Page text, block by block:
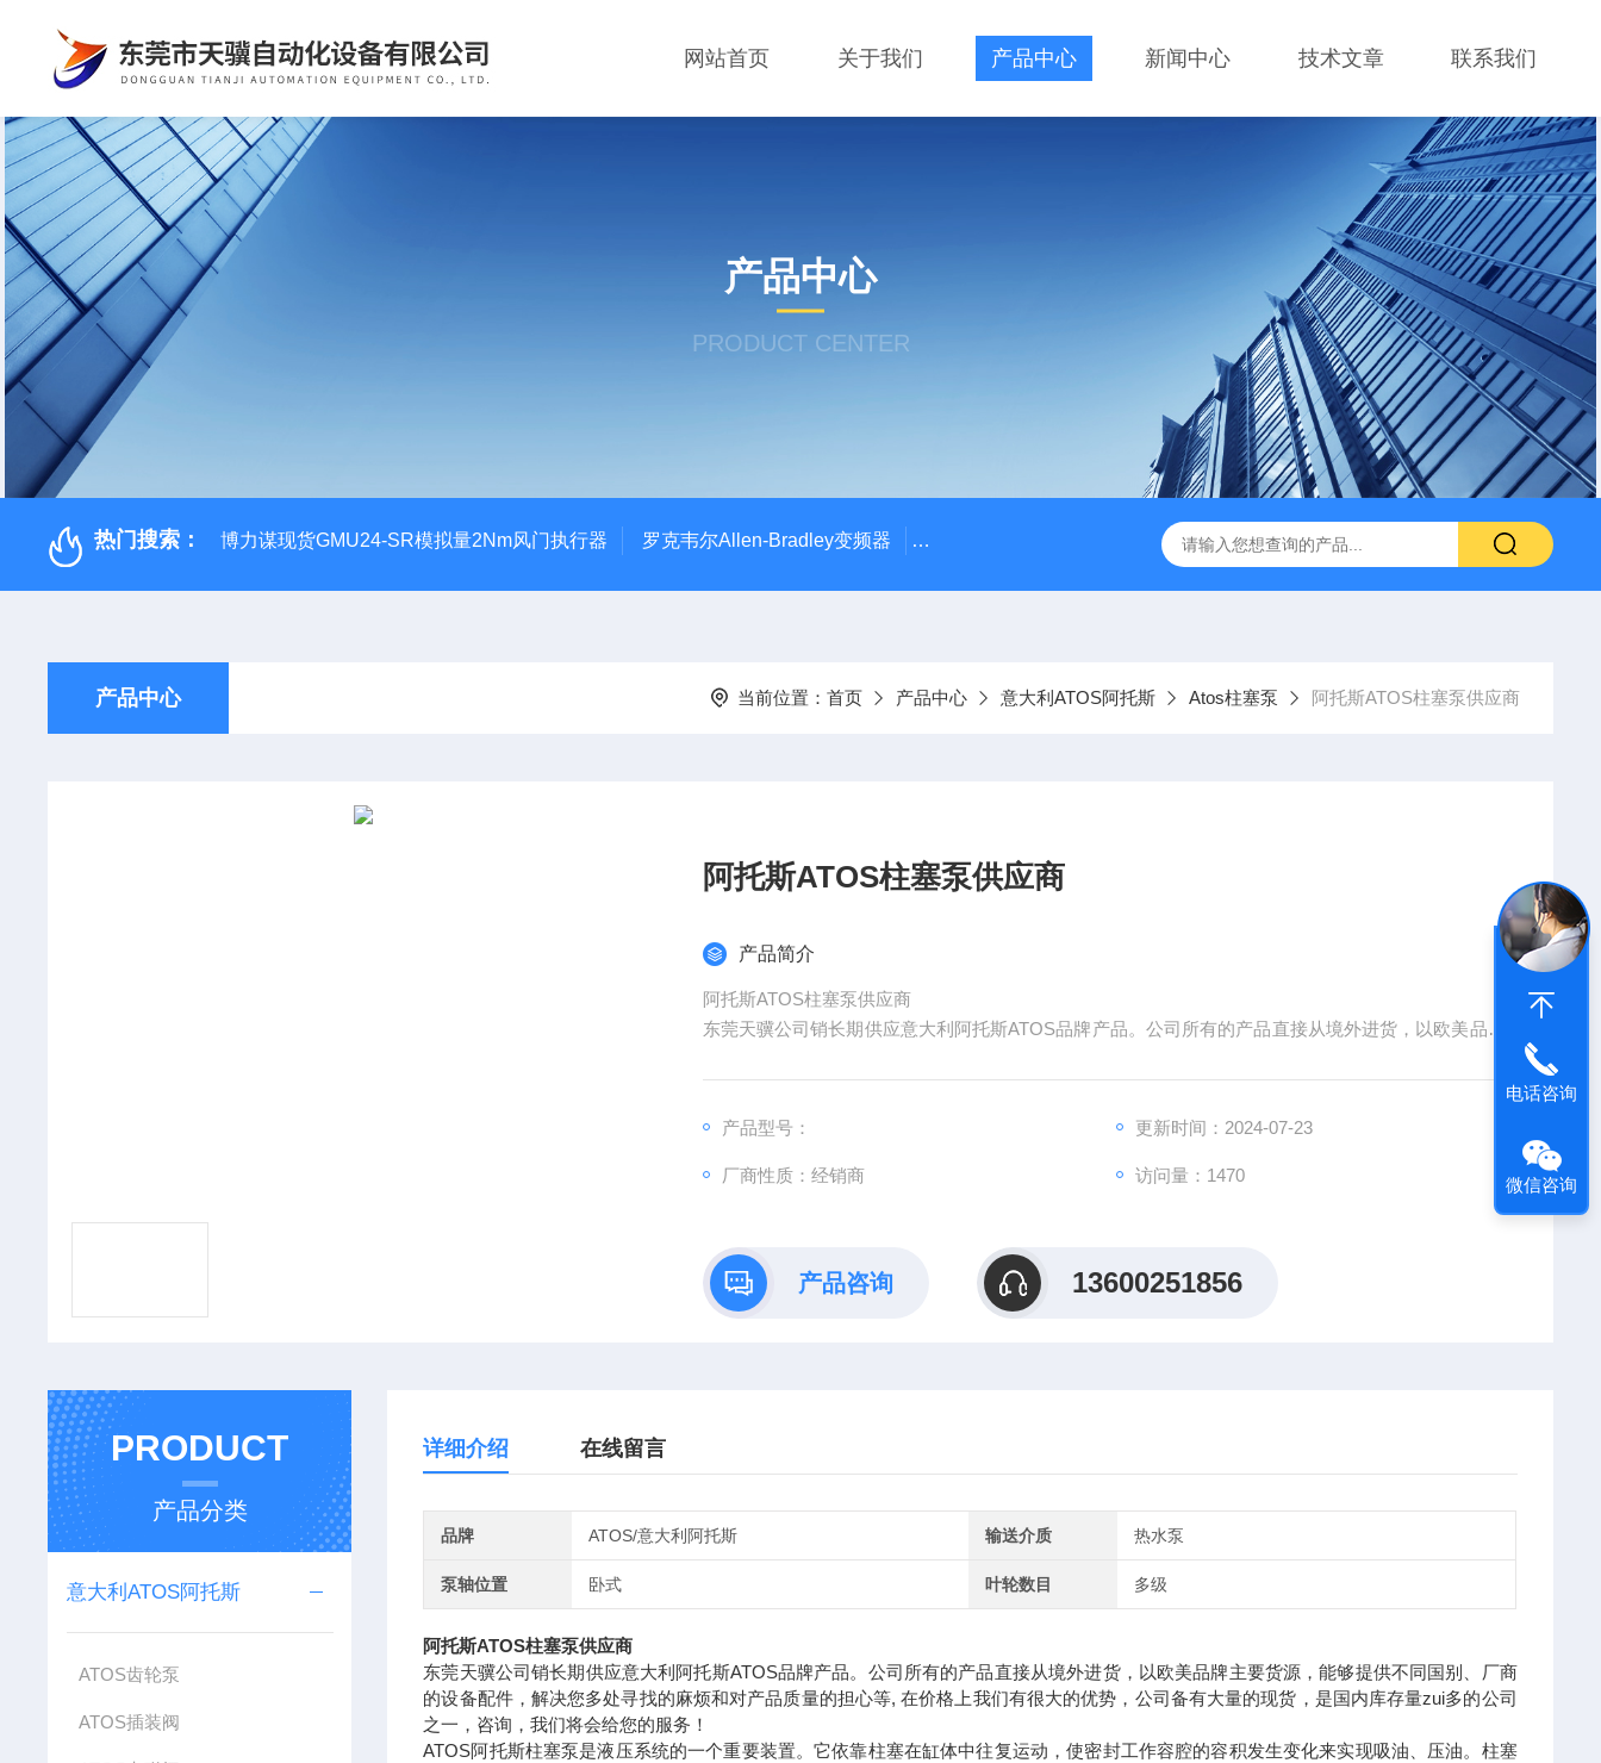
网站首页 关于我们 产品中心 新闻中心 技术文章 联系我们
产品中心
PRODUCT CENTER
热门搜索： 博力谋现货GMU24-SR模拟量2Nm风门执行器 罗克韦尔Allen-Bradley变频器 德国Leybold真空计 SMC比例阀ITV2050-312L KNF气体隔膜泵
产品中心 当前位置： 首页 产品中心 意大利ATOS阿托斯 Atos柱塞泵 阿托斯ATOS柱塞泵供应商
阿托斯ATOS柱塞泵供应商
产品简介
阿托斯ATOS柱塞泵供应商
东莞天骥公司销长期供应意大利阿托斯ATOS品牌产品。公司所有的产品直接从境外进货，以欧美品牌
的服务！
产品型号： 更新时间：2024-07-23
厂商性质：经销商 访问量：1470
产品咨询 13600251856
PRODUCT
产品分类
意大利ATOS阿托斯
ATOS齿轮泵
ATOS插装阀
详细介绍 在线留言
品牌 ATOS/意大利阿托斯 输送介质 热水泵
泵轴位置 卧式 叶轮数目 多级
阿托斯ATOS柱塞泵供应商
东莞天骥公司销长期供应意大利阿托斯ATOS品牌产品。公司所有的产品直接从境外进货，以欧美品牌主要货源，能够提供不同国别、厂商
的设备配件，解决您多处寻找的麻烦和对产品质量的担心等, 在价格上我们有很大的优势，公司备有大量的现货，是国内库存量zui多的公司
之一，咨询，我们将会给您的服务！
ATOS阿托斯柱塞泵是液压系统的一个重要装置。它依靠柱塞在缸体中往复运动，使密封工作容腔的容积发生变化来实现吸油、压油。柱塞
电话咨询
微信咨询